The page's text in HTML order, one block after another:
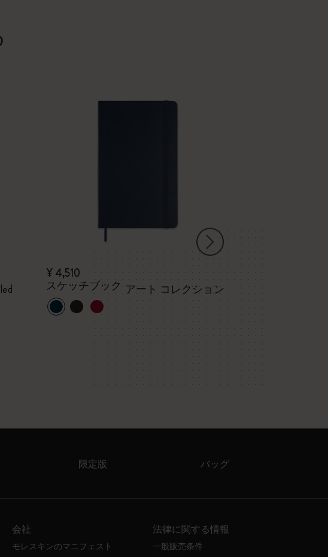
¥ 4,510
スケッチブック アート コレクション
限定版 バッグ
会社
モレスキンのマニフェスト
法律に関する情報
一般販売条件